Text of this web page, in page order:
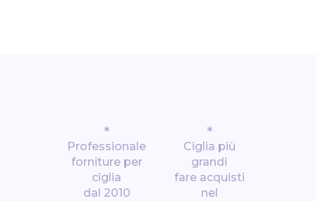
*
Professionale
forniture per
ciglia
dal 2010
*
Ciglia più
grandi
fare acquisti
nel